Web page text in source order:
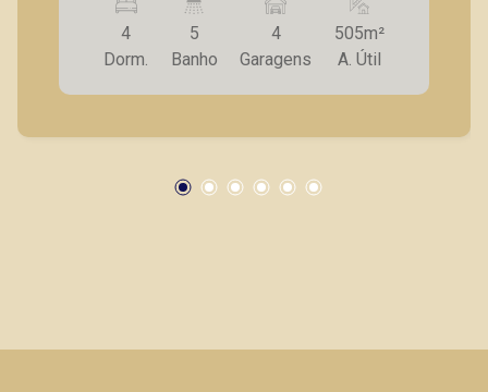
ambientes em granito; - Sacada ampla face
sombra; - Escritório; - Cozinha planejada; -
Despensa; - Lavanderia planejada; - Dormitório
de serviço; - Banheiro de serviço; - 4 vagas de
atender seus clientes com agilidade e
prontos, usados ou mesmo nos principais
4
Dorm.
5
Banho
4
Garagens
505m²
A. Útil